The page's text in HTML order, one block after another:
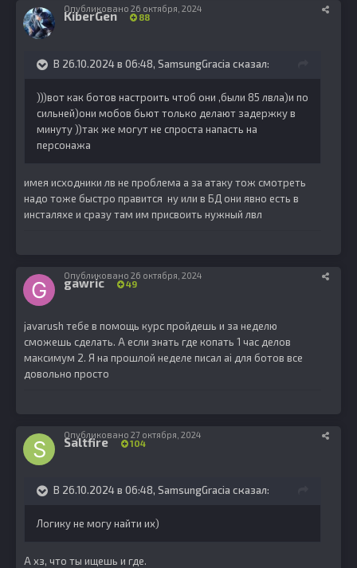
KiberGen 88
Опубликовано 26 октября, 2024
В 26.10.2024 в 06:48, SamsungGracia сказал:
)))вот как ботов настроить чтоб они ,были 85 лвла)и по
сильней)они мобов бьют только делают задержку в
минуту ))так же могут не спроста напасть на
персонажа
имея исходники лв не проблема а за атаку тож смотреть
надо тоже быстро правится ну или в БД они явно есть в
инсталяхе и сразу там им присвоить нужный лвл
gawric 49
Опубликовано 26 октября, 2024
javarush тебе в помощь курс пройдешь и за неделю
сможешь сделать. А если знать где копать 1 час делов
максимум 2. Я на прошлой неделе писал ai для ботов все
довольно просто
Saltfire 104
Опубликовано 27 октября, 2024
В 26.10.2024 в 06:48, SamsungGracia сказал:
Логику не могу найти их)
А хз, что ты ищешь и где.